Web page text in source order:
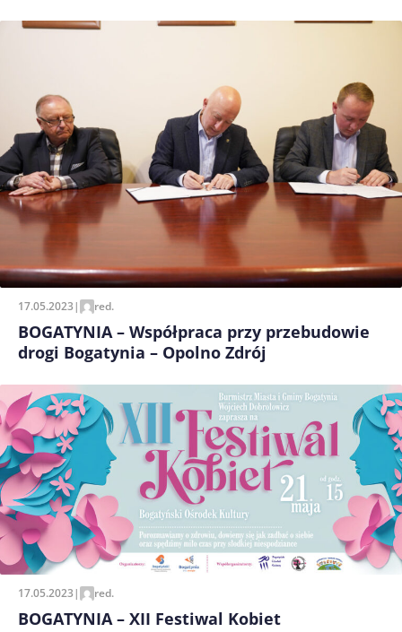
17.05.2023| red.
BOGATYNIA – Współpraca przy przebudowie
drogi Bogatynia – Opolno Zdrój
17.05.2023| red.
BOGATYNIA – XII Festiwal Kobiet